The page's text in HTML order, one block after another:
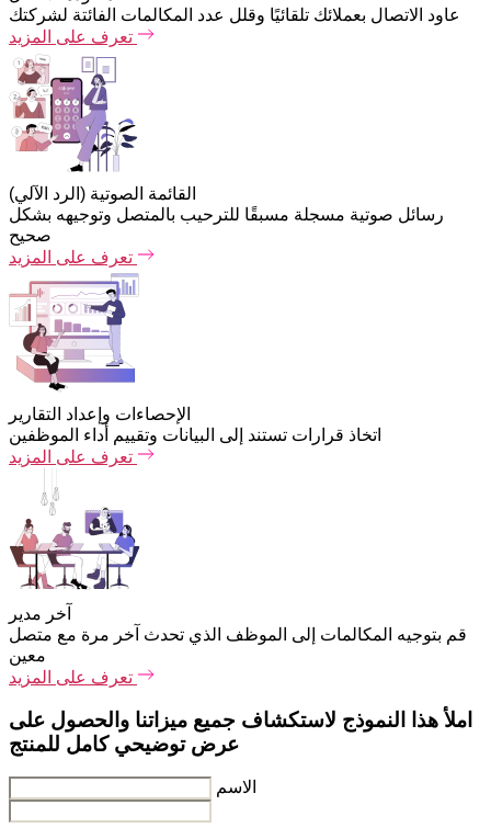
عاود الاتصال بعملائك تلقائيًا وقلل عدد المكالمات الفائتة لشركتك
القائمة الصوتية (الرد الآلي)
رسائل صوتية مسجلة مسبقًا للترحيب بالمتصل وتوجيهه بشكل
صحيح
الإحصاءات وإعداد التقارير
اتخاذ قرارات تستند إلى البيانات وتقييم أداء الموظفين
آخر مدير
قم بتوجيه المكالمات إلى الموظف الذي تحدث آخر مرة مع متصل
معين
املأ هذا النموذج لاستكشاف جميع ميزاتنا والحصول على
عرض توضيحي كامل للمنتج
الاسم